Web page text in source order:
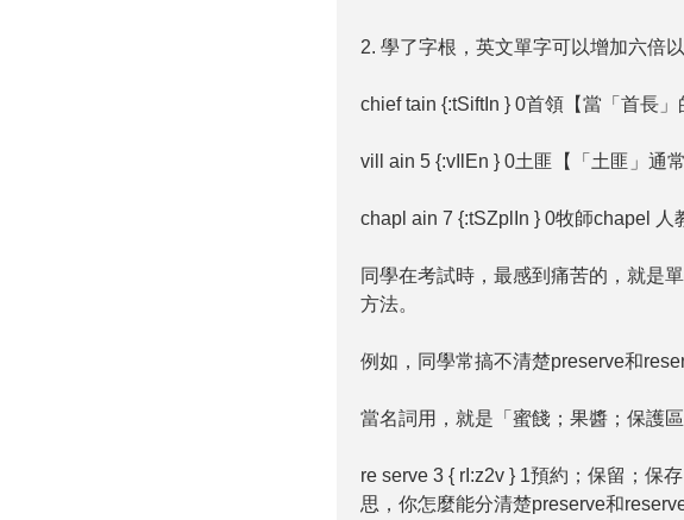
2. 學了字根，英文單字可以增加六倍
chief tain {:tSiftIn } 0首領【當「首長
vill ain 5 {:vIlEn } 0土匪【「土匪」通
chapl ain 7 {:tSZplIn } 0牧師chapel 人
同學在考試時，最感到痛苦的，就是
方法。
例如，同學常搞不清楚preserve和
當名詞用，就是「蜜餞；果醬；保護
re serve 3 { rI:z2v } 1預約；保留；保
思，你怎麼能分清楚preserve和